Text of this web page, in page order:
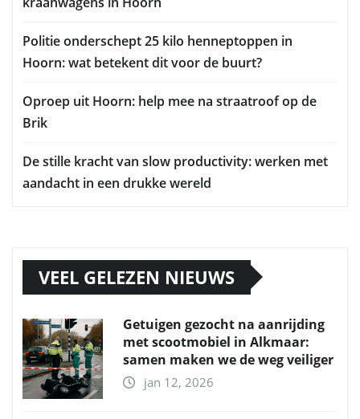
Politie onderschept 25 kilo henneptoppen in
Hoorn: wat betekent dit voor de buurt?
Oproep uit Hoorn: help mee na straatroof op de
Brik
De stille kracht van slow productivity: werken met
aandacht in een drukke wereld
VEEL GELEZEN NIEUWS
Getuigen gezocht na aanrijding
met scootmobiel in Alkmaar:
samen maken we de weg veiliger
jan 12, 2026